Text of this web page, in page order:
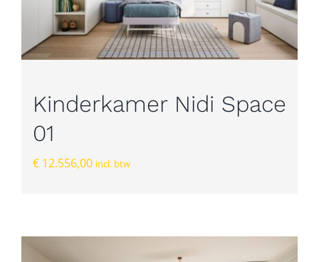
Kinderkamer Nidi Space
01
€12.556,00 incl. btw